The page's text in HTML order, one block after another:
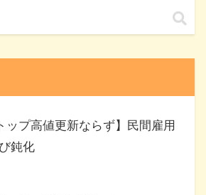
ップ高値更新ならず】民間雇用
鈍化